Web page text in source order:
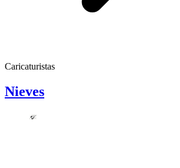
Caricaturistas
Nieves